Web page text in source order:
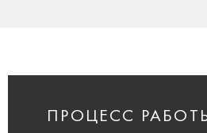
ПРОЦЕСС